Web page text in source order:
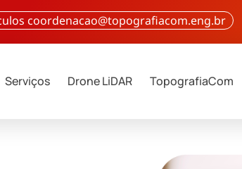
coordenacao@topografiacom.eng.br
Serviços Drone LiDAR TopografiaCom